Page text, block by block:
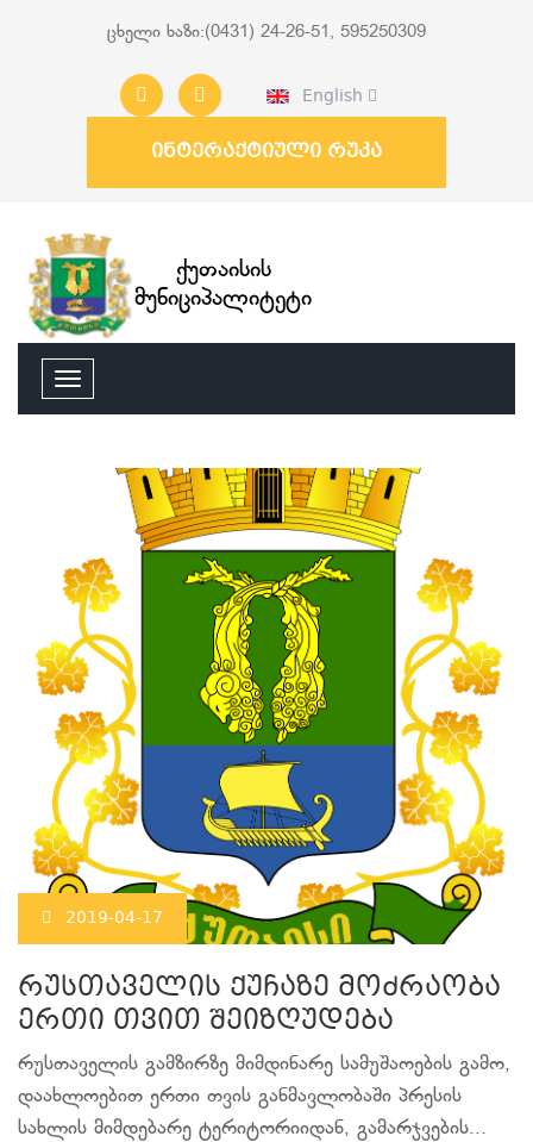
ცხელი ხაზი:(0431) 24-26-51, 595250309
English
ინტერაქტიული რუკა
ქუთაისის
მუნიციპალიტეტი
2019-04-17
რუსთაველის ქუჩაზე მოძრაობა
ერთი თვით შეიზღუდება
რუსთაველის გამზირზე მიმდინარე სამუშაოების გამო,
დაახლოებით ერთი თვის განმავლობაში პრესის
სახლის მიმდებარე ტერიტორიიდან, გამარჯვების...